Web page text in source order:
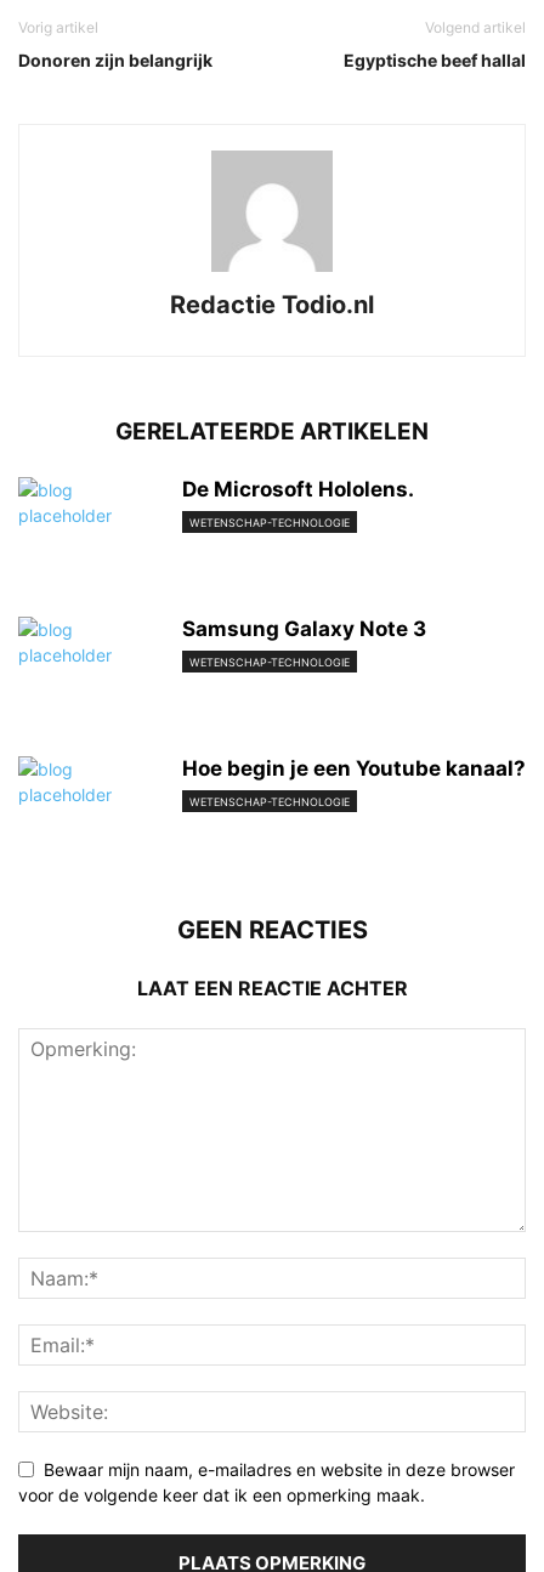
Vorig artikel
Donoren zijn belangrijk
Volgend artikel
Egyptische beef hallal
Redactie Todio.nl
GERELATEERDE ARTIKELEN
De Microsoft Hololens.
WETENSCHAP-TECHNOLOGIE
Samsung Galaxy Note 3
WETENSCHAP-TECHNOLOGIE
Hoe begin je een Youtube kanaal?
WETENSCHAP-TECHNOLOGIE
GEEN REACTIES
LAAT EEN REACTIE ACHTER
Bewaar mijn naam, e-mailadres en website in deze browser
voor de volgende keer dat ik een opmerking maak.